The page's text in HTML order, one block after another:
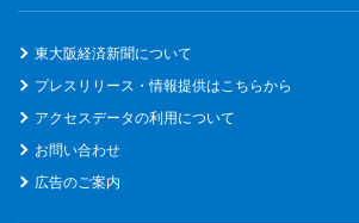
東大阪経済新聞について
プレスリリース・情報提供はこちらから
アクセスデータの利用について
お問い合わせ
広告のご案内